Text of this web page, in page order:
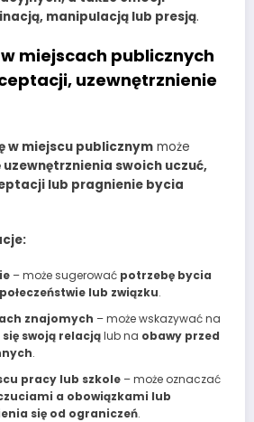
manipulacją lub presją.
w miejscach publicznych
uzewnętrznienie
w miejscu publicznym może
swoich uczuć,
lub pragnienie bycia
– może sugerować potrzebę bycia
lub związku.
znajomych – może wskazywać na
swoją relacjąlub na obawy przed
.
pracy lub szkole– może oznaczać
a obowiązkami lub
się od ograniczeń.